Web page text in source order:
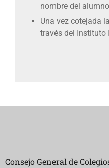
nombre del
Una vez cotejada
través del Instituto
Consejo General de